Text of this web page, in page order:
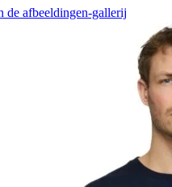
de afbeeldingen-gallerij